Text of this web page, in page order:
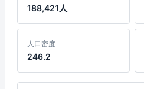
188,421人
人口密度
246.2